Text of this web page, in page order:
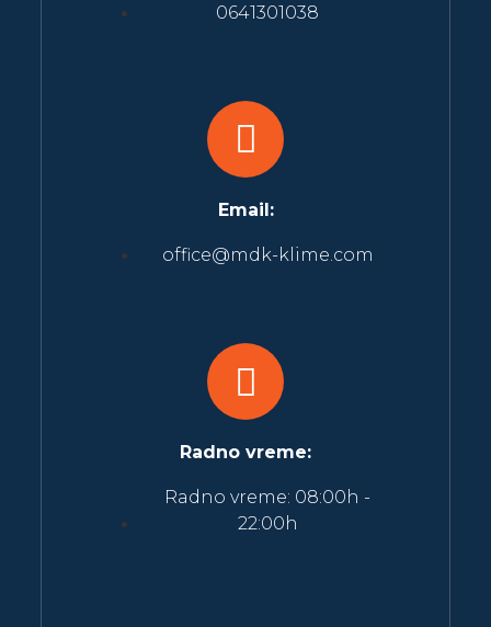
0641301038
Email:
office@mdk-klime.com
Radno vreme:
Radno vreme: 08:00h -
22:00h